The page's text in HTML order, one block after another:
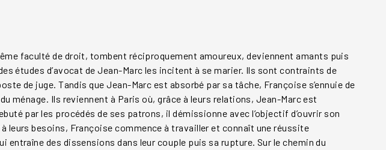
faculté de droit, tombent réciproquement amoureux, deviennent amants puis
études d’avocat de Jean-Marc les incitent à se marier. Ils sont contraints de
de juge. Tandis que Jean-Marc est absorbé par sa tâche, Françoise s’ennuie de
ménage. Ils reviennent à Paris où, grâce à leurs relations, Jean-Marc est
par les procédés de ses patrons, il démissionne avec l’objectif d’ouvrir son
leurs besoins, Françoise commence à travailler et connaît une réussite
entraîne des dissensions dans leur couple puis sa rupture. Sur le chemin du